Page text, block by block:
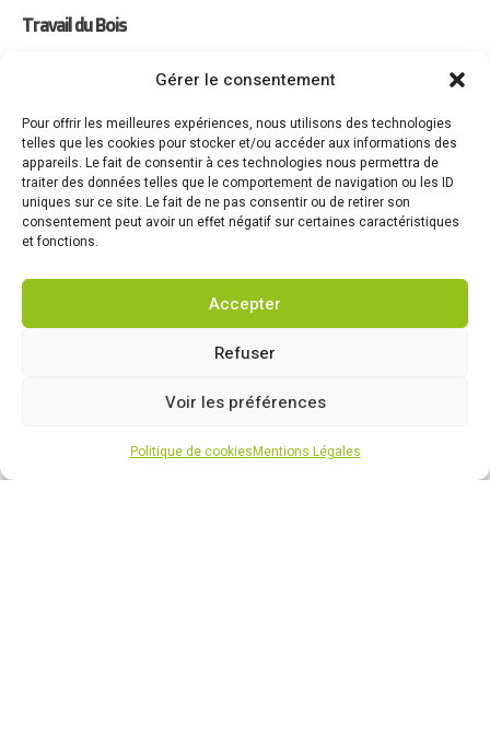
Gérer le consentement
Pour offrir les meilleures expériences, nous utilisons des technologies
telles que les cookies pour stocker et/ou accéder aux informations des
appareils. Le fait de consentir à ces technologies nous permettra de
traiter des données telles que le comportement de navigation ou les ID
uniques sur ce site. Le fait de ne pas consentir ou de retirer son
consentement peut avoir un effet négatif sur certaines caractéristiques
et fonctions.
Accepter
Refuser
Voir les préférences
Politique de cookiesMentions Légales
Travail du Bois
Univers
Tracteur
Nettoyage
Industrie & Transport
Remorque
Consommables & Accessoires